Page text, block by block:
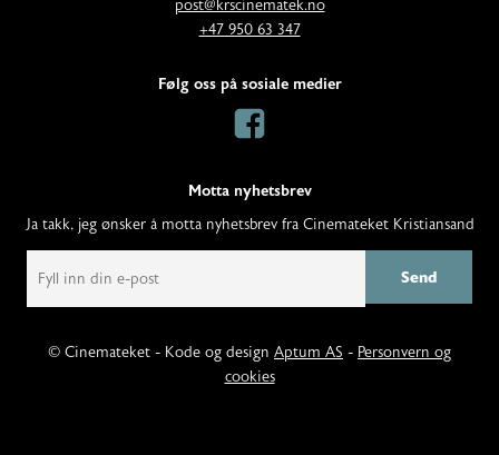
d
r
s
E
s
post@krscinematek.no
T
l
:
+47 950 63 347
Følg oss på sosiale medier
Motta nyhetsbrev
Ja takk, jeg ønsker å motta nyhetsbrev fra Cinemateket Kristiansand
i
© Cinemateket - Kode og design Aptum AS - Personvern og
cookies